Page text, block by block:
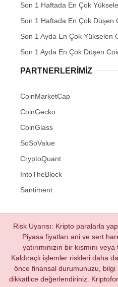
Son 1 Haftada En Çok
Son 1 Haftada En Çok Düşen
Son 1 Ayda En Çok Yükselen
Son 1 Ayda En Çok Düşen
PARTNERLERIMIZ
CoinMarketCap
CoinGecko
CoinGlass
SoSoValue
CryptoQuant
IntoTheBlock
Santiment
Risk Uyarısı: Kripto paralarla
Piyasa fiyatları ani ve sert
yatırımınızın bir kısmını
Kaldıraçlı işlemler riskleri daha
önce finansal durumunuzu, bilgi
dikkatlice değerlendiriniz.